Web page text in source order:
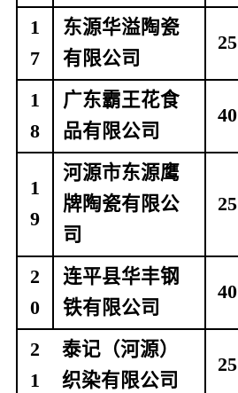
1
7
东源华溢陶瓷
有限公司
25
1
8
广东霸王花食
品有限公司
40
1
9
河源市东源鹰
牌陶瓷有限公
司
25
2
0
连平县华丰钢
铁有限公司
40
2
1
泰记（河源）
织染有限公司
25